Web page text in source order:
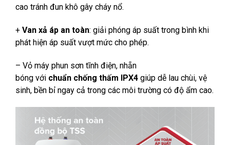
cao tránh đun khô gây cháy nổ.
+ Van xả áp an toàn: giải phóng áp suất trong bình khi
phát hiện áp suất vượt mức cho phép.
– Vỏ máy phun sơn tĩnh điện, nhẵn
bóng với chuẩn chống thấm IPX4 giúp dễ lau chùi, vệ
sinh, bền bỉ ngay cả trong các môi trường có độ ẩm cao.